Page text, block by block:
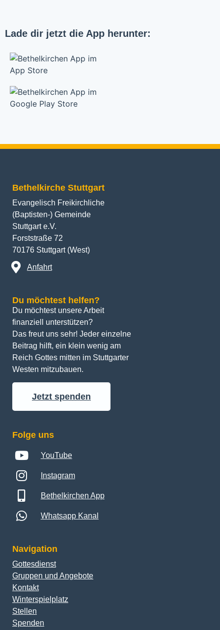
Lade dir jetzt die App herunter:
Bethelkirche Stuttgart
Evangelisch Freikirchliche
(Baptisten-) Gemeinde
Stuttgart e.V.
Forststraße 72
70176 Stuttgart (West)
Anfahrt
Du möchtest helfen?
Du möchtest unsere Arbeit
finanziell unterstützen?
Das freut uns sehr! Jeder einzelne
Beitrag hilft, ein klein wenig am
Reich Gottes mitten im Stuttgarter
Westen mitzubauen.
Jetzt spenden
Folge uns
YouTube
Instagram
Bethelkirchen App
Whatsapp Kanal
Navigation
Gottesdienst
Gruppen und Angebote
Kontakt
Winterspielplatz
Stellen
Spenden